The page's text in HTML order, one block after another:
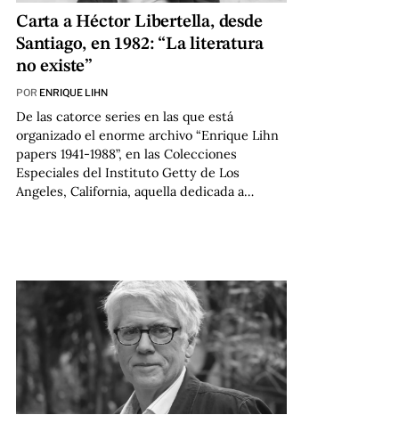
Carta a Héctor Libertella, desde
Santiago, en 1982: “La literatura
no existe”
POR ENRIQUE LIHN
De las catorce series en las que está
organizado el enorme archivo “Enrique Lihn
papers 1941-1988”, en las Colecciones
Especiales del Instituto Getty de Los
Angeles, California, aquella dedicada a…